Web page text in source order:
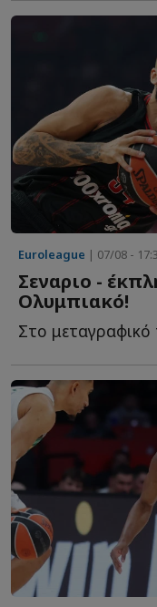
Euroleague | 07/08 -
Σεναριο -
Ολυμπιακό!